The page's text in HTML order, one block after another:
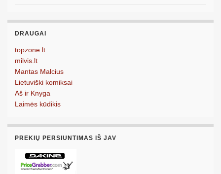
DRAUGAI
topzone.lt
milvis.lt
Mantas Malcius
Lietuviški komiksai
Aš ir Knyga
Laimės kūdikis
PREKIŲ PERSIUNTIMAS IŠ JAV